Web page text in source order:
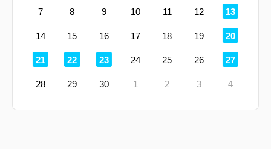
7 8 9 10 11 12 13
定
休
日
14 15 16 17 18 19 20
定
休
日
21
定
休
日
22
定
休
日
23
定
休
日
24 25 26 27
定
休
日
28 29 30 1 2 3 4